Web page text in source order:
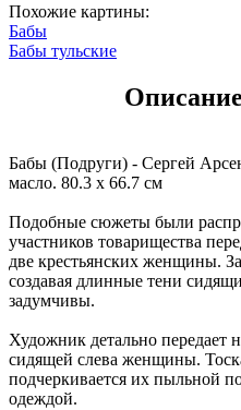
Похожие картины:
Бабы
Бабы тульские
Бабы (Подруги) - Сергей
масло. 80.3 x 66.7 см
Подобные сюжеты были
участников товарищества
две крестьянских женщины.
создавая длинные тени
задумчивы.
Художник детально передает
сидящей слева женщины.
подчеркивается их пыльной
одеждой.